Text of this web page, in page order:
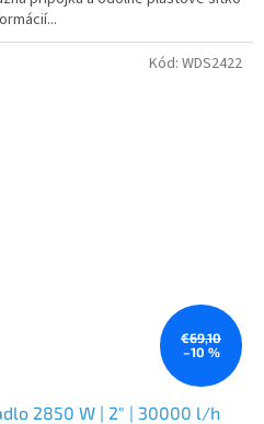
€69,10
–10 %
2850 W | 2" | 30000 l/h
Kód: WDS2422